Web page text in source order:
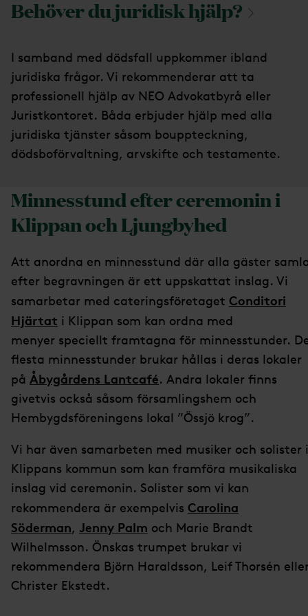
Behöver du juridiskhjälp?
I samband med dödsfall uppkommer ibland
juridiska frågor. Vi rekommenderar att ta
professionell hjälp av NEO Advokatbyrå eller
Juristkontoret. Båda erbjuder hjälp med alla
juridiska tjänster såsom bouppteckning,
dödsboförvaltning, arvskifte och testamente.
Minnesstund efter ceremonin i
Klippan och Ljungbyhed
Att anordna en minnesstund där alla gäster
efter begravningen är ett uppskattat inslag. Vi
samarbetar med cateringsföretaget Conditori
Hjärtat i Klippan som kan ordna med
menyer speciellt framtagna för minnesstunder.
flesta minnesstunder brukar hållas i deras lokaler
på Åbygårdens Lantcafé. Andra lokaler finns
givetvis också såsom församlingshem och
Hembygdsföreningens lokal ”Össjö krog”.
Vi har även samarbeten med musiker och solister i
Klippans kommun som kan framföra musikaliska
inslag vid ceremonin. Solister som vi kan
rekommendera är exempelvis Carolina
Söderman, Jenny Palm och Marie Brandt
Wilhelmsson. Önskas trumpet brukar vi
rekommendera Björn Haraldsson, Leif Thorsén
Christer Ekstedt.